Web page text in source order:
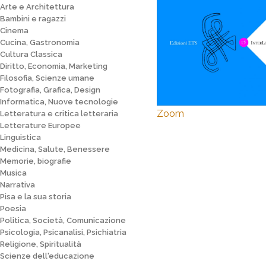
Arte e Architettura
Bambini e ragazzi
Cinema
Cucina, Gastronomia
Cultura Classica
Diritto, Economia, Marketing
Filosofia, Scienze umane
Fotografia, Grafica, Design
Informatica, Nuove tecnologie
Letteratura e critica letteraria
Letterature Europee
Linguistica
Medicina, Salute, Benessere
Memorie, biografie
Musica
Narrativa
Pisa e la sua storia
Poesia
Politica, Società, Comunicazione
Psicologia, Psicanalisi, Psichiatria
Religione, Spiritualità
Scienze dell'educazione
Zoom